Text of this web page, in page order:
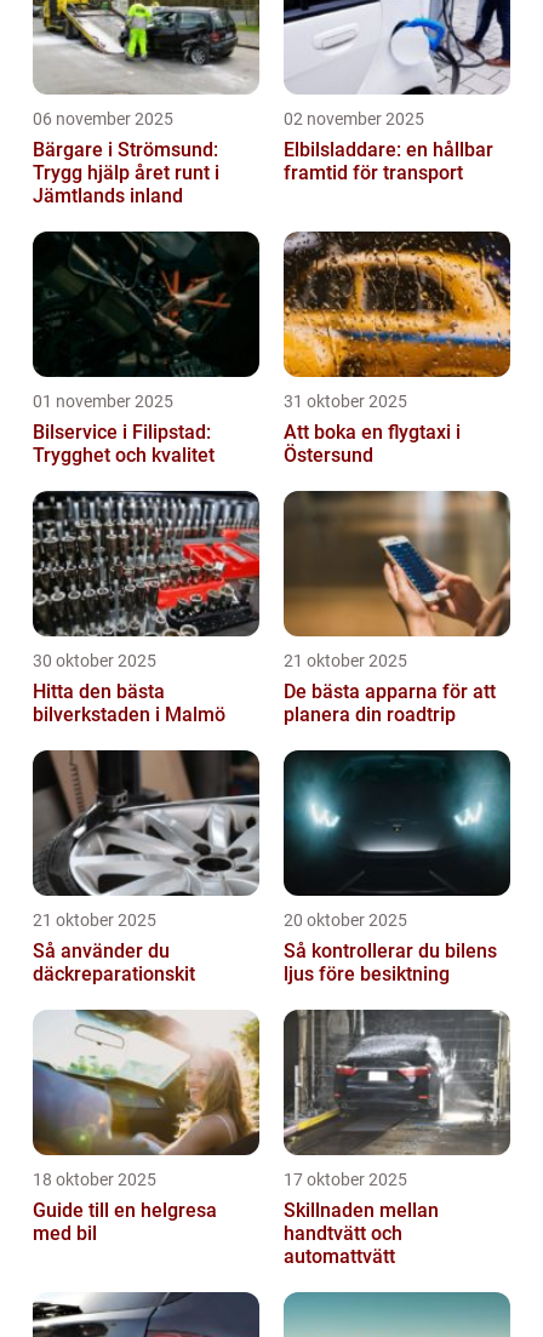
06 november 2025
Bärgare i Strömsund:
Trygg hjälp året runt i
Jämtlands inland
02 november 2025
Elbilsladdare: en hållbar
framtid för transport
01 november 2025
Bilservice i Filipstad:
Trygghet och kvalitet
31 oktober 2025
Att boka en flygtaxi i
Östersund
30 oktober 2025
Hitta den bästa
bilverkstaden i Malmö
21 oktober 2025
De bästa apparna för att
planera din roadtrip
21 oktober 2025
Så använder du
däckreparationskit
20 oktober 2025
Så kontrollerar du bilens
ljus före besiktning
18 oktober 2025
Guide till en helgresa
med bil
17 oktober 2025
Skillnaden mellan
handtvätt och
automattvätt